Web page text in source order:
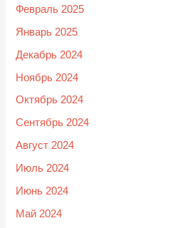
Февраль 2025
Январь 2025
Декабрь 2024
Ноябрь 2024
Октябрь 2024
Сентябрь 2024
Август 2024
Июль 2024
Июнь 2024
Май 2024